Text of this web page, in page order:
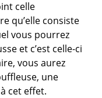
celle
qu’elle consiste
vous pourrez
et c’est celle-ci
vous aurez
une
cet effet.